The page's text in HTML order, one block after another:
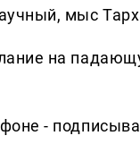
мыс
на
-